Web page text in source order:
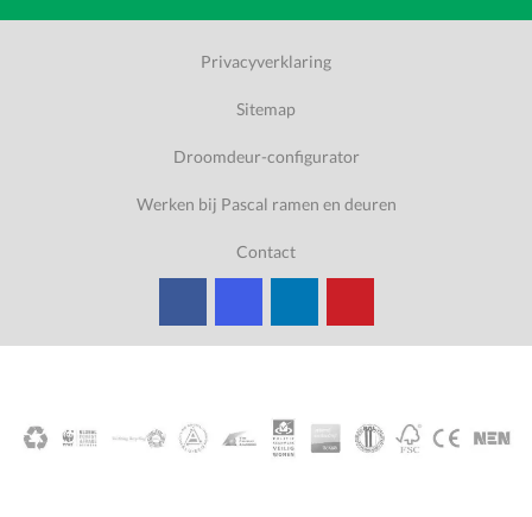
Privacyverklaring
Sitemap
Droomdeur-configurator
Werken bij Pascal ramen en deuren
Contact